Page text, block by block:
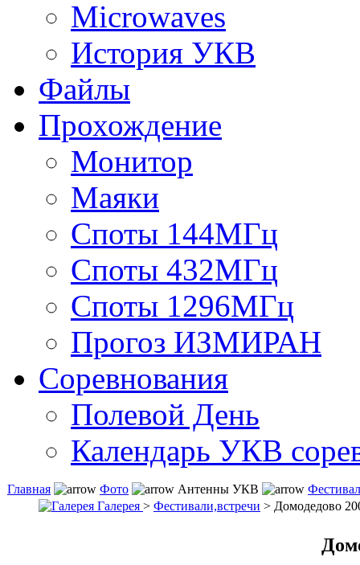
Microwaves
История УКВ
Файлы
Прохождение
Монитор
Маяки
Споты 144МГц
Споты 432МГц
Споты 1296МГц
Прогоз ИЗМИРАН
Соревнования
Полевой День
Календарь УКВ
Главная Фото Антенны УКВ
Галерея > Фестивали,встречи > Домодедово